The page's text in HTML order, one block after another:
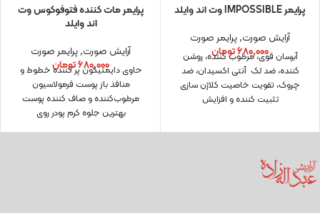
پرایمر IMPOSSIBLE وت اند وایلد
آرایش صورت,پرایمر صورت
۶۸۰,۰۰۰تومان
آبرسان قوی، مرطوب کننده، روشن
کننده، ضد لک آنتی اکسیدان، ضد
چروک، تقویت خاصیت کلاژن سازی
تثبیت کننده و افزایش
پرایمر مات کننده فتوفوکوس وت
اند وایلد
آرایش صورت,پرایمر صورت
۶۸۰,۰۰۰تومان
حاوی دایمتیکون پر کننده خطوط و
منافذ باز پوست فرمولاسیون
مرطوب‌کننده و صاف کننده پوست
بهترین جلوه کرم پودر روی